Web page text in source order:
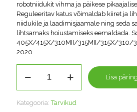
robotniidukit vihma ja päikese
Reguleeritav katus võimaldab kiiret ja
niidukile ja laadimisjaamale ning seda
lihtsamaks hoiustamiseks eemaldada.
405X/415X/310MII/315MII/315X/310/
2020
Automower®
kogus
Lisa
Kategooria:Tarvikud